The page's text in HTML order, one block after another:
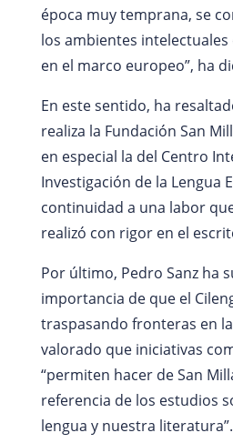
época muy temprana, se
los ambientes
en el marco europeo”, ha
En este sentido, ha
realiza la Fundación San
en especial la del Centro
Investigación de la Lengua
continuidad a una labor
realizó con rigor en el
Por último, Pedro Sanz ha
importancia de que el
traspasando fronteras en
valorado que iniciativas
“permiten hacer de San
referencia de los estudios
lengua y nuestra literatura”.